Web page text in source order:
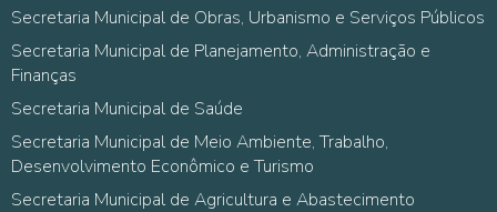
Secretaria Municipal de Obras, Urbanismo e Serviços Públicos
Secretaria Municipal de Planejamento, Administração e
Finanças
Secretaria Municipal de Saúde
Secretaria Municipal de Meio Ambiente, Trabalho,
Desenvolvimento Econômico e Turismo
Secretaria Municipal de Agricultura e Abastecimento